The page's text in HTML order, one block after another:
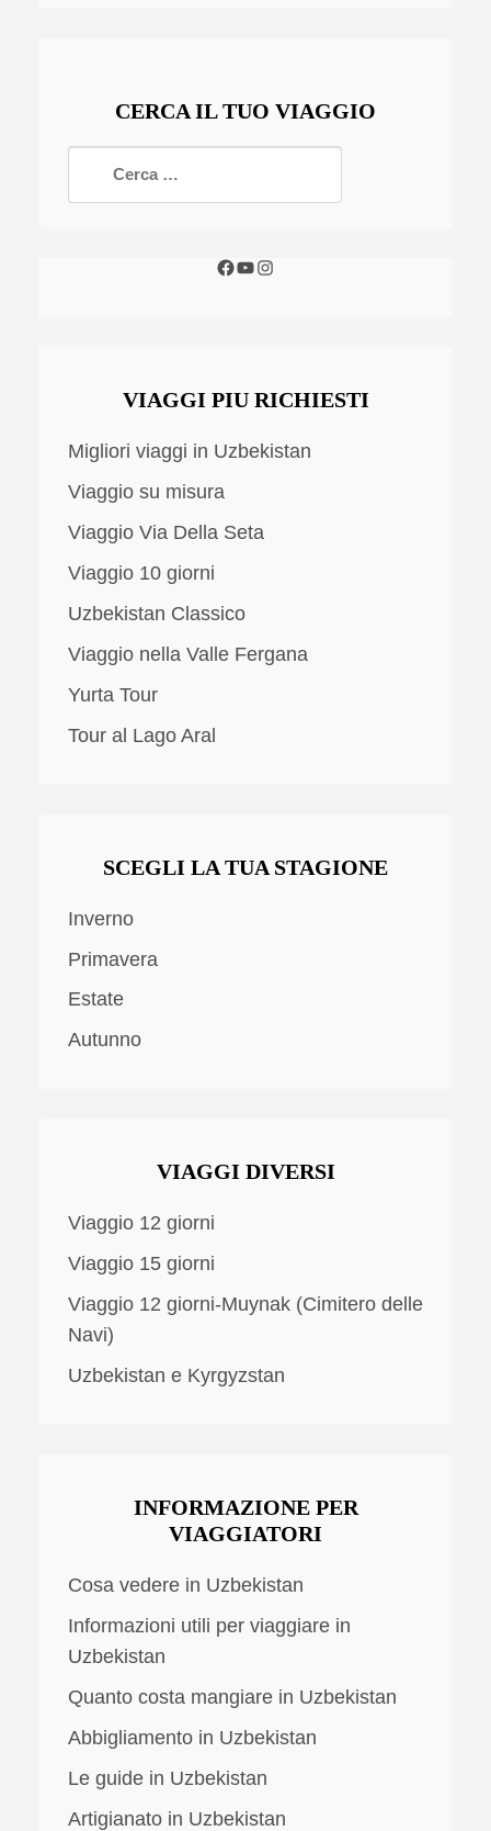
CERCA IL TUO VIAGGIO
VIAGGI PIU RICHIESTI
Migliori viaggi in Uzbekistan
Viaggio su misura
Viaggio Via Della Seta
Viaggio 10 giorni
Uzbekistan Classico
Viaggio nella Valle Fergana
Yurta Tour
Tour al Lago Aral
SCEGLI LA TUA STAGIONE
Inverno
Primavera
Estate
Autunno
VIAGGI DIVERSI
Viaggio 12 giorni
Viaggio 15 giorni
Viaggio 12 giorni-Muynak (Cimitero delle
Navi)
Uzbekistan e Kyrgyzstan
INFORMAZIONE PER
VIAGGIATORI
Cosa vedere in Uzbekistan
Informazioni utili per viaggiare in
Uzbekistan
Quanto costa mangiare in Uzbekistan
Abbigliamento in Uzbekistan
Le guide in Uzbekistan
Artigianato in Uzbekistan